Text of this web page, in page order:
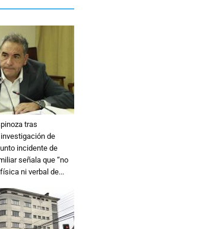
tras
de
incidente de
señala que “no
ni verbal de...